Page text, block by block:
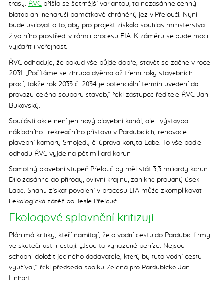
trasy. ŘVCpřišlo se šetrnější variantou, ta nezasáhne cenný
biotop ani nenaruší památkově chráněný jez v Přelouči. Nyní
bude usilovat o to, aby pro projekt získalo souhlas ministerstva
životního prostředí v rámci procesu EIA. K záměru se bude moci
vyjádřit i veřejnost.
ŘVC odhaduje, že pokud vše půjde dobře, stavět se začne v roce
2031. „Počítáme se zhruba dvěma až třemi roky stavebních
prací, takže rok 2033 či 2034 je potenciální termín uvedení do
provozu celého souboru staveb,“ řekl zástupce ředitele ŘVC Jan
Bukovský.
Součástí akce není jen nový plavební kanál, ale i výstavba
nákladního i rekreačního přístavu v Pardubicích, renovace
plavební komory Srnojedy či úprava koryta Labe. To vše podle
odhadu ŘVC vyjde na pět miliard korun.
Samotný plavební stupeň Přelouč by měl stát 3,3 miliardy korun.
Dílo zasáhne do přírody, ovlivní krajinu, zanikne proudný úsek
Labe. Snahu získat povolení v procesu EIA může zkomplikovat
i ekologická zátěž po Tesle Přelouč.
Ekologové splavnění kritizují
Plán má kritiky, kteří namítají, že o vodní cestu do Pardubic firmy
ve skutečnosti nestojí. „Jsou to vyhozené peníze. Nejsou
schopni doložit jediného dodavatele, který by tuto vodní cestu
využíval,“ řekl předseda spolku Zelená pro Pardubicko Jan
Linhart.